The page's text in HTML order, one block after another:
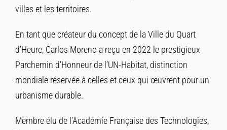
villes et les territoires.
En tant que créateur du concept de la Ville du Quart
d’Heure, Carlos Moreno a reçu en 2022 le prestigieux
Parchemin d’Honneur de l’UN-Habitat, distinction
mondiale réservée à celles et ceux qui œuvrent pour un
urbanisme durable.
Membre élu de l’Académie Française des Technologies,